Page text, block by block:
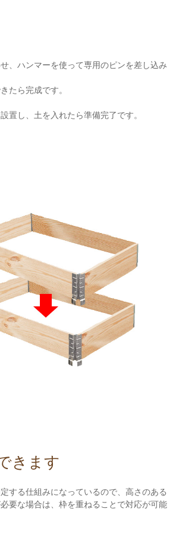
、ハンマーを使って専用のピンを差し込み
たら完成です。
置し、土を入れたら準備完了です。
きます
する仕組みになっているので、高さのある
要な場合は、枠を重ねることで対応が可能